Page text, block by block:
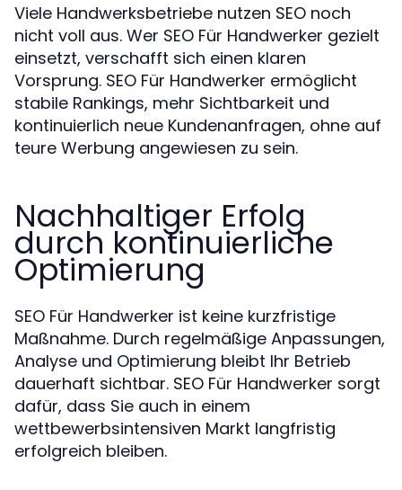
Viele Handwerksbetriebe nutzen SEO noch
nicht voll aus. Wer SEO Für Handwerker gezielt
einsetzt, verschafft sich einen klaren
Vorsprung. SEO Für Handwerker ermöglicht
stabile Rankings, mehr Sichtbarkeit und
kontinuierlich neue Kundenanfragen, ohne auf
teure Werbung angewiesen zu sein.
Nachhaltiger Erfolg
durch kontinuierliche
Optimierung
SEO Für Handwerker ist keine kurzfristige
Maßnahme. Durch regelmäßige Anpassungen,
Analyse und Optimierung bleibt Ihr Betrieb
dauerhaft sichtbar. SEO Für Handwerker sorgt
dafür, dass Sie auch in einem
wettbewerbsintensiven Markt langfristig
erfolgreich bleiben.